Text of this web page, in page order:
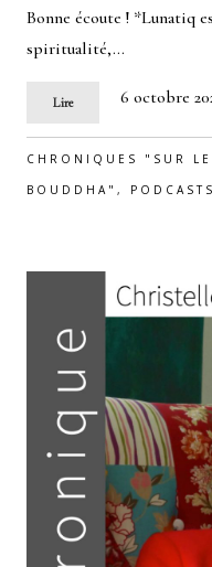
Bonne écoute ! *Lunatiq
spiritualité,…
Lire 6 octobre
CHRONIQUES "SUR
BOUDDHA" , PODCASTS